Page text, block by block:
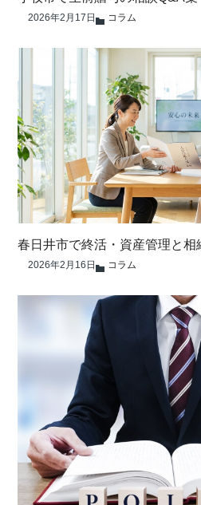
2026年2月17日 コラム
春日井市で終活・資産管理と相
2026年2月16日 コラム